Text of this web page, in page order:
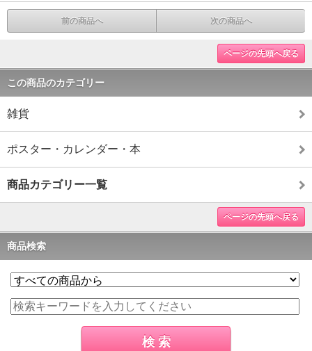
前の商品へ 次の商品へ
ページの先頭へ戻る
この商品のカテゴリー
雑貨
ポスター・カレンダー・本
商品カテゴリー一覧
ページの先頭へ戻る
商品検索